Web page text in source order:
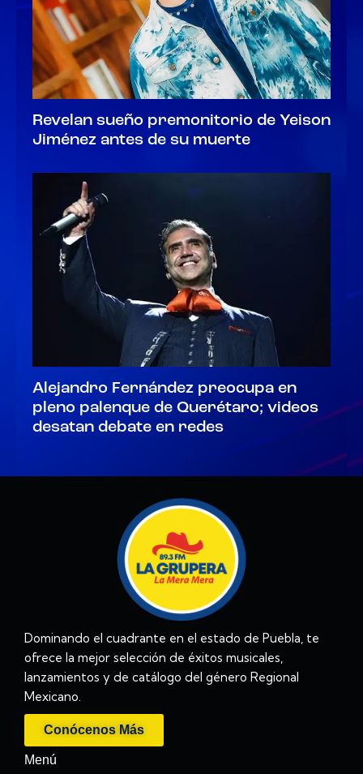
Revelan sueño premonitorio de Yeison
Jiménez antes de su muerte
Alejandro Fernández preocupa en
pleno palenque de Querétaro; videos
desatan debate en redes
Dominando el cuadrante en el estado de Puebla, te
ofrece la mejor selección de éxitos musicales,
lanzamientos y de catálogo del género Regional
Mexicano.
Conócenos Más
Menú